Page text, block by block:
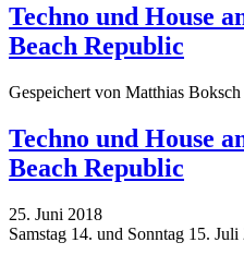
Techno und House
Beach Republic
Gespeichert von Matthias Boksch
Techno und House
Beach Republic
25. Juni 2018
Samstag 14. und Sonntag 15.